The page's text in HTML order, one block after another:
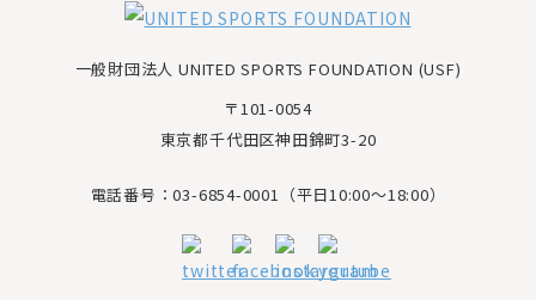
一般財団法人 UNITED SPORTS FOUNDATION (USF)
〒101-0054
東京都千代田区神田錦町3-20
電話番号：03-6854-0001（平日10:00～18:00）